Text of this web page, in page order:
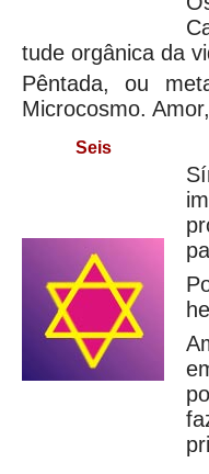
tude orgânica da
Pêntada, ou
Microcosmo.
Seis